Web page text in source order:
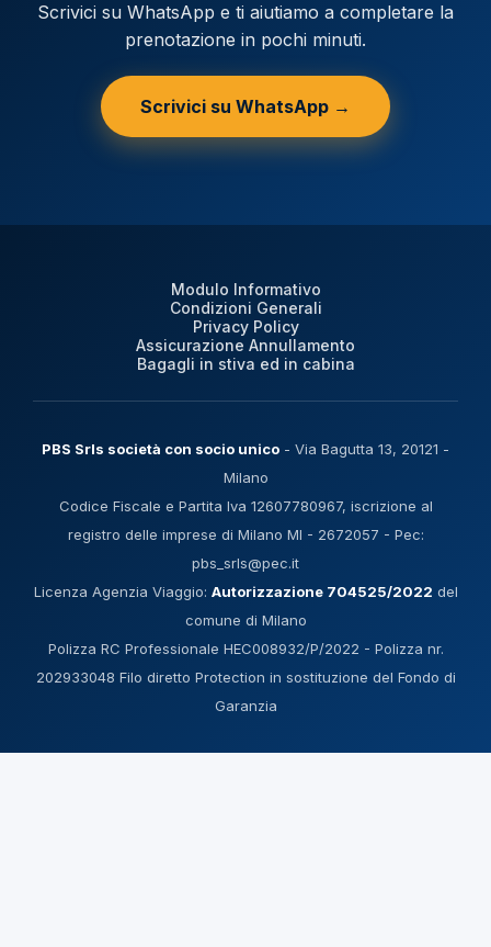
Scrivici su WhatsApp e ti aiutiamo a completare la
prenotazione in pochi minuti.
Scrivici su WhatsApp →
Modulo Informativo
Condizioni Generali
Privacy Policy
Assicurazione Annullamento
Bagagli in stiva ed in cabina
PBS Srls società con socio unico - Via Bagutta 13, 20121 -
Milano
Codice Fiscale e Partita Iva 12607780967, iscrizione al
registro delle imprese di Milano MI - 2672057 - Pec:
pbs_srls@pec.it
Licenza Agenzia Viaggio: Autorizzazione 704525/2022 del
comune di Milano
Polizza RC Professionale HEC008932/P/2022 - Polizza nr.
202933048 Filo diretto Protection in sostituzione del Fondo di
Garanzia